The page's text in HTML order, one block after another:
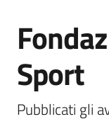
Amministrazione
Servizi
Salta al contenuto
Sport
Pubblicati gli